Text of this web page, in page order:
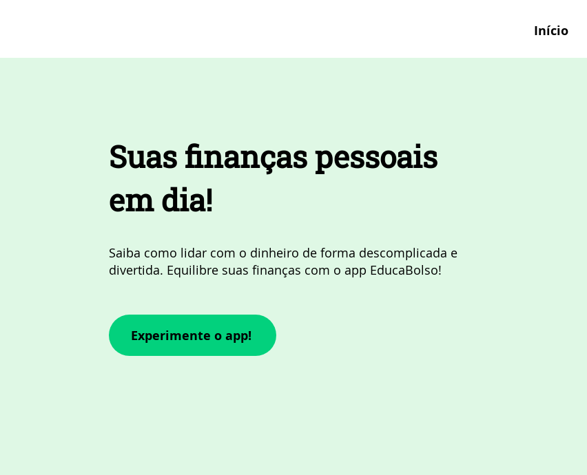
Início
Suas finanças pessoais
em dia!
Saiba como lidar com o dinheiro de forma descomplicada e
divertida. Equilibre suas finanças com o app EducaBolso!
Experimente o app!